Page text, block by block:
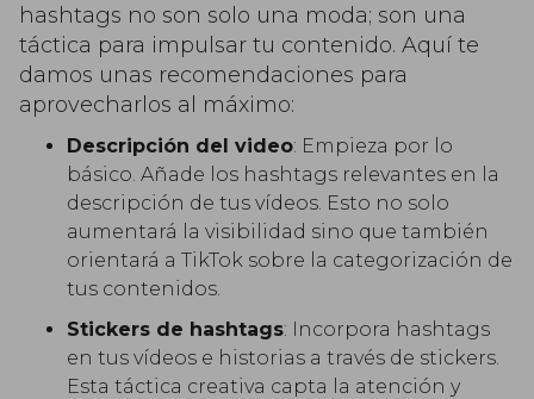
hashtags no son solo una moda; son una
táctica para impulsar tu contenido. Aquí te
damos unas recomendaciones para
aprovecharlos al máximo:
Descripción del video: Empieza por lo
básico. Añade los hashtags relevantes en la
descripción de tus vídeos. Esto no solo
aumentará la visibilidad sino que también
orientará a TikTok sobre la categorización de
tus contenidos.
Stickers de hashtags: Incorpora hashtags
en tus vídeos e historias a través de stickers.
Esta táctica creativa capta la atención y